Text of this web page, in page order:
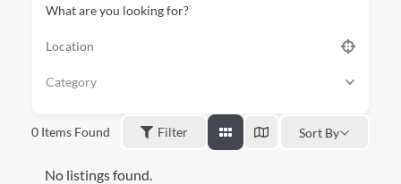
What are you looking for?
Category
0 Items Found Filter Sort By
No listings found.